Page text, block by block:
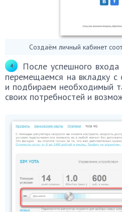
Создаём личный кабинет
После успешного
перемещаемся на вкладку с
и подбираем необходимый
своих потребностей и